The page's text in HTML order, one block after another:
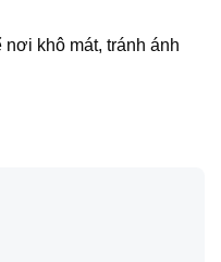
khô mát, tránh ánh